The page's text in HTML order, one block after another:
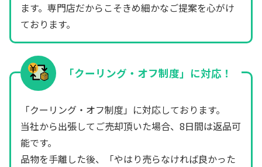
ます。専門店だからこそきめ細かなご提案を心がけ
ております。
「クーリング・オフ制度」に対応！
「クーリング・オフ制度」に対応しております。
当社から出張してご売却頂いた場合、8日間は返品可
能です。
品物を手離した後、「やはり売らなければ良かった